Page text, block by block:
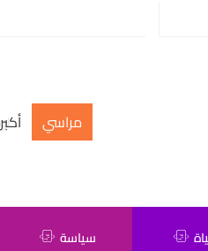
مراسي
سياسة